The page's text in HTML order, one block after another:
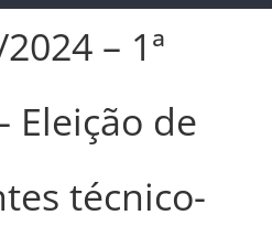
– 1ª
Eleição de
técnico-